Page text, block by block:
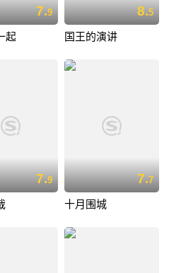
7.9
起
8.5
国王的演讲
7.9 7.7
十月围城